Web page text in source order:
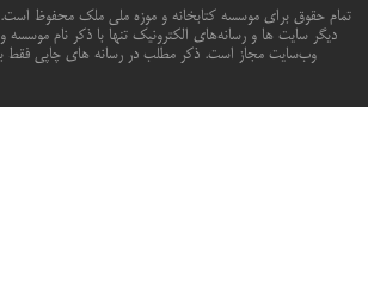
تمام حقوق برای موسسه کتابخانه و موزه ملی ملک محفوظ است.
دیگر سایت ها و رسانه‌های الکترونیک تنها با ذکر نام
وب‌سایت مجاز است. ذکر مطلب در رسانه های چاپی فقط